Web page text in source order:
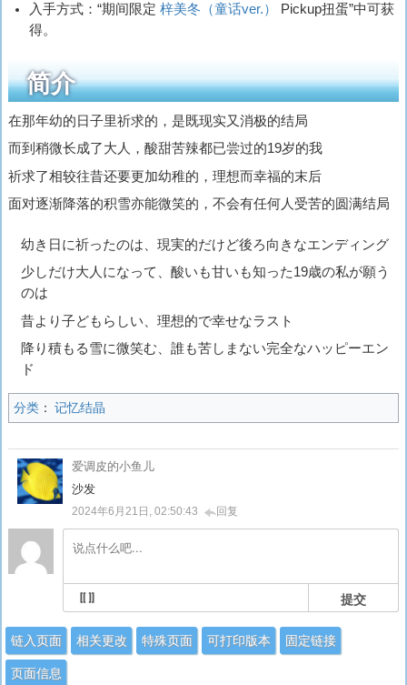
入手方式：“期间限定梓美冬（童话ver.）
Pickup扭蛋”中可获
得。
简介
在那年幼的日子里祈求的，是既现实又消极的结局
而到稍微长成了大人，酸甜苦辣都已尝过的19岁的我
祈求了相较往昔还要更加幼稚的，理想而幸福的末后
面对逐渐降落的积雪亦能微笑的，不会有任何人受苦的圆满结局
幼き日に祈ったのは、現実的だけど後ろ向きなエンディング
少しだけ大人になって、酸いも甘いも知った19歳の私が願う
のは
昔より子どもらしい、理想的で幸せなラスト
降り積もる雪に微笑む、誰も苦しまない完全なハッピーエン
ド
分类： 记忆结晶
爱调皮的小鱼儿
沙发
2024年6月21日, 02:50:43 回复
提交
链入页面 相关更改 特殊页面 可打印版本 固定链接
页面信息